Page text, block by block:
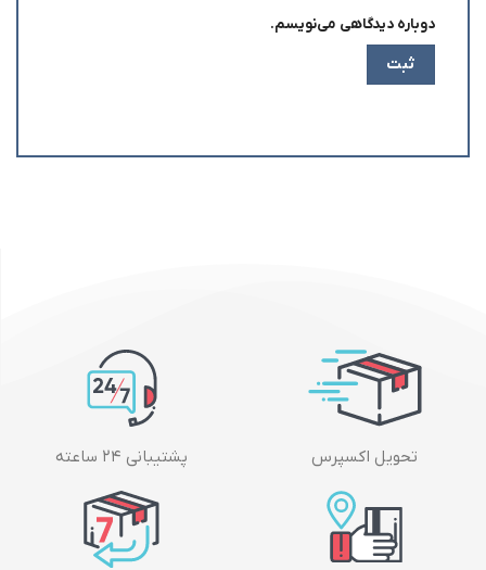
دوباره دیدگاهی می‌نویسم.
تحویل اکسپرس پشتیبانی ۲۴ ساعته